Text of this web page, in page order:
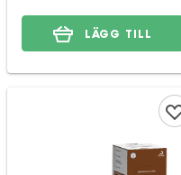
LÄGG TILL